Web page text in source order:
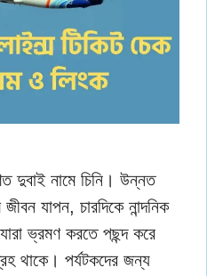
দুবাই নামে চিনি। উন্নত
যাপন, চারদিকে নান্দনিক
ভ্রমণ করতে পছন্দ করে
থাকে। পর্যটকদের জন্য